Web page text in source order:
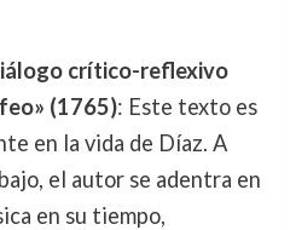
crítico-reflexivo
(1765): Este texto es
en la vida de Díaz. A
el autor se adentra en
en su tiempo,